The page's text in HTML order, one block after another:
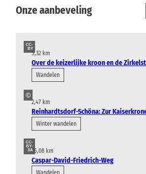
Onze aanbeveling
CC-
BY
5,32 km
Over de keizerlijke kroon en de
Wandelen
©
2,47 km
Reinhardtsdorf-Schöna: Zur
Winter wandelen
CC-
BY-
SA15,08 km
Caspar-David-Friedrich-Weg
Wandelen